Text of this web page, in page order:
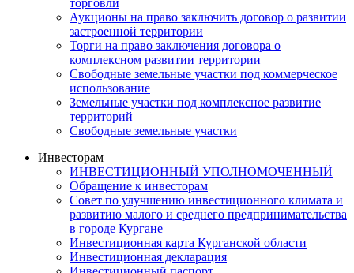
Аукционы на право заключить договор о развитии
застроенной территории
Торги на право заключения договора о
комплексном развитии территории
Свободные земельные участки под коммерческое
использование
Земельные участки под комплексное развитие
территорий
Свободные земельные участки
Инвесторам
ИНВЕСТИЦИОННЫЙ УПОЛНОМОЧЕННЫЙ
Обращение к инвесторам
Совет по улучшению инвестиционного климата и
развитию малого и среднего предпринимательства
в городе Кургане
Инвестиционная карта Курганской области
Инвестиционная декларация